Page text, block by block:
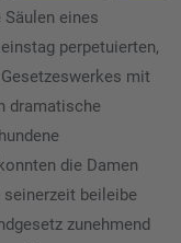
eines
perpetuierten,
mit
dramatische
die Damen
seinerzeit beileibe
zunehmend